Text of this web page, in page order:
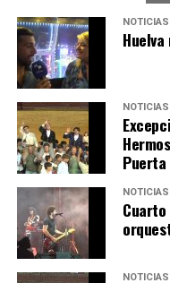
4º DÍA DE LAS
hace 6 días Huelvatv
NOTICIAS
NOTICIAS
Puerta
NOTICIAS
NOTICIAS